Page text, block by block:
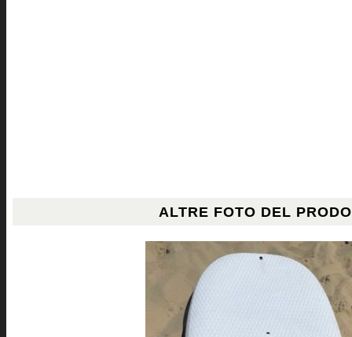
ALTRE FOTO DEL